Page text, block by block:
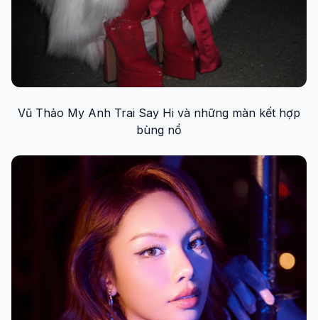
Vũ Thảo My Anh Trai Say Hi và những màn kết hợp
bùng nổ